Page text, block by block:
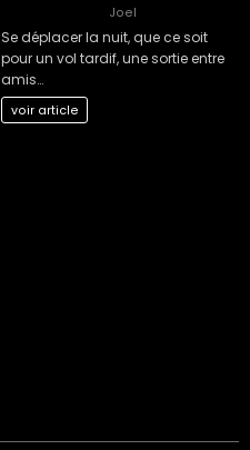
Joel
Se déplacer la nuit, que ce soit
pour un vol tardif, une sortie entre
amis…
voir article